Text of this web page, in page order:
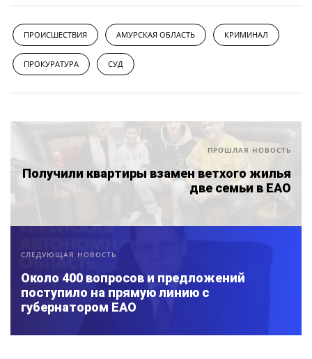
ПРОИСШЕСТВИЯ АМУРСКАЯ ОБЛАСТЬ КРИМИНАЛ
ПРОКУРАТУРА СУД
ПРОШЛАЯ НОВОСТЬ
Получили квартиры взамен ветхого жилья
две семьи в ЕАО
СЛЕДУЮЩАЯ НОВОСТЬ
Около 400 вопросов и предложений
поступило на прямую линию с
губернатором ЕАО